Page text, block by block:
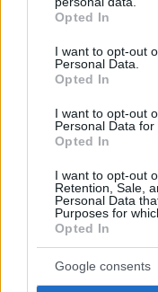
grant or deny
use your data for
consent section.
Opted In
I want to opt-out
Personal Data.
Opted In
I want to opt-out
Personal Data for
Opted In
I want to opt-out
Retention, Sale,
Personal Data
Purposes for
Opted In
Google consents
καλύτερο έλεγχο
το λίπος στην
06.08.2026, 08:01